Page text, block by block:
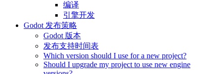
编译
引擎开发
Godot 发布策略
Godot 版本
发布支持时间表
Which version should I use for a new project?
Should I upgrade my project to use new engine